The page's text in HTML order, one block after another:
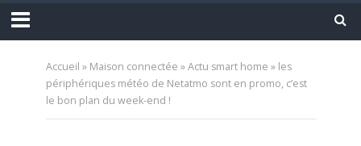
Accueil » Maison connectée »Actu smart home » les
périphériques météo de Netatmo sont en promo, c’est
le bon plan du week-end !